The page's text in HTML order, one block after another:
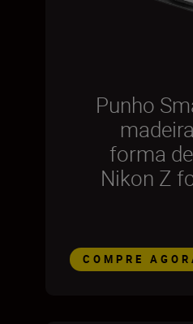
Punho
forma
Nikon Z
COMPRE